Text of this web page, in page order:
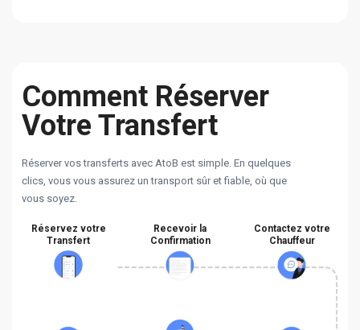
Comment Réserver
Votre Transfert
Réserver vos transferts avec AtoB est simple. En quelques
clics, vous vous assurez un transport sûr et fiable, où que
vous soyez.
Réservez votre
Transfert
Recevoir la
Confirmation
Contactez votre
Chauffeur